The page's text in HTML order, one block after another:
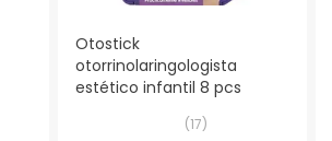
Otostick
otorrinolaringologista
estético infantil 8 pcs
(17)